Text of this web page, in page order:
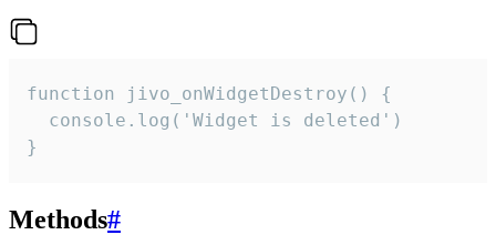
function jivo_onWidgetDestroy() {
  console.log('Widget is deleted')
}
Methods#